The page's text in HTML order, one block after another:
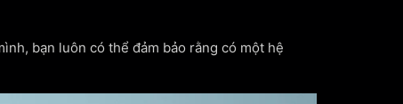
bạn luôn có thể đảm bảo rằng có một hệ